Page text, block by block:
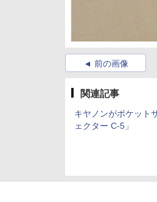
前の画像
関連記事
キヤノンがポケット
ェクター C-5」